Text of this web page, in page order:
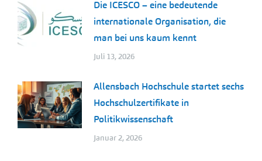
Die ICESCO – eine bedeutende
internationale Organisation, die
man bei uns kaum kennt
Juli 13, 2026
Allensbach Hochschule startet sechs
Hochschulzertifikate in
Politikwissenschaft
Januar 2, 2026